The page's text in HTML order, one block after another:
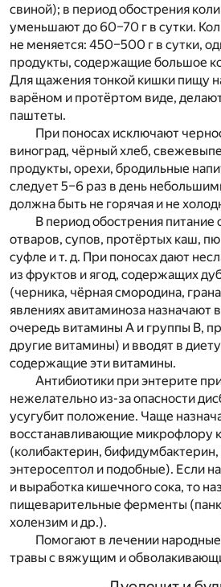
свиной); в период обострения
уменьшают до 60–70 г в сутки.
не меняется: 450–500 г в сутки,
продукты, содержащие большое
Для щажения тонкой кишки пищу
варёном и протёртом виде,
паштеты.
При поносах исключают
виноград, чёрный хлеб,
продукты, орехи, бродильные
следует 5–6 раз в день
должна быть не горячая и не
В период обострения питание
отваров, супов, протёртых каш,
суфле и т. д. При поносах дают
из фруктов и ягод, содержащих
(черника, чёрная смородина,
явлениях авитаминоза
очередь витамины А и группы В,
другие витамины) и вводят в
содержащие эти витамины.
Антибиотики при энтерите
нежелательно из-за опасности
усугубит положение. Чаще
восстанавливающие микрофлору
(колибактерин,
энтеросептол и подобные). Если
и выработка кишечного сока, то
пищеварительные ферменты
холензим и др.).
Помогают в лечении
травы с вяжущим и